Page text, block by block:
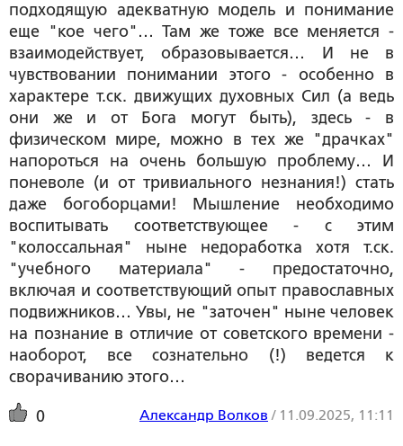
подходящую адекватную модель и понимание
еще "кое чего"… Там же тоже все меняется -
взаимодействует, образовывается… И не в
чувствовании понимании этого - особенно в
характере т.ск. движущих духовных Сил (а ведь
они же и от Бога могут быть), здесь - в
физическом мире, можно в тех же "драчках"
напороться на очень большую проблему… И
поневоле (и от тривиального незнания!) стать
даже богоборцами! Мышление необходимо
воспитывать соответствующее - с этим
"колоссальная" ныне недоработка хотя т.ск.
"учебного материала" - предостаточно,
включая и соответствующий опыт православных
подвижников… Увы, не "заточен" ныне человек
на познание в отличие от советского времени -
наоборот, все сознательно (!) ведется к
сворачиванию этого…
0 Александр Волков / 11.09.2025, 11:11